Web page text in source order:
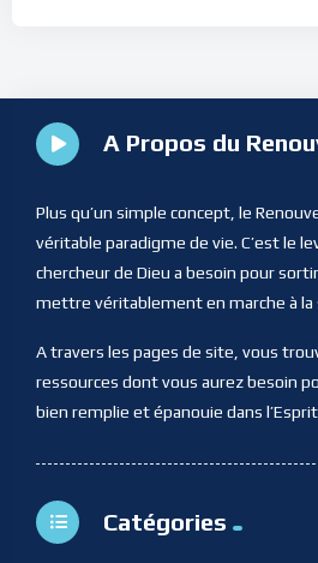
A Propos du
Plus qu’un simple concept, le
véritable paradigme de vie. C’est le
chercheur de Dieu a besoin pour
mettre véritablement en marche à la
A travers les pages de site, vous
ressources dont vous aurez besoin
bien remplie et épanouie dans
Catégories